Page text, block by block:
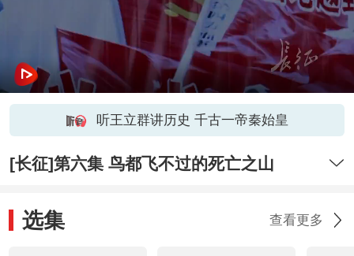
听王立群讲历史 千古一帝秦始皇
[长征]第六集 鸟都飞不过的死亡之山
选集 查看更多